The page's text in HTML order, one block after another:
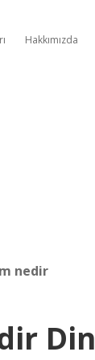
Hakkımızda
nedir
Din